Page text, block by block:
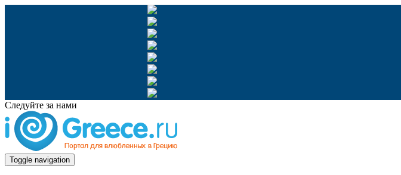
Следуйте за нами
Toggle navigation